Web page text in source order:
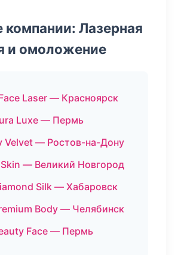
Лазерная
и омоложение
Laser — Красноярск
Luxe — Пермь
Velvet — Ростов-на-Дону
Skin — Великий Новгород
Silk — Хабаровск
Body — Челябинск
Face — Пермь